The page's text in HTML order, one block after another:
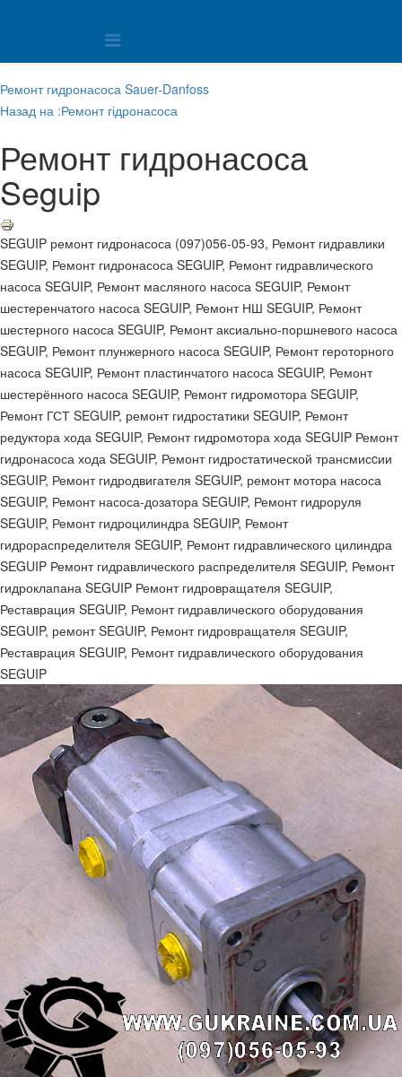
Ремонт гидронасоса Sauer-Danfoss
Назад на :Ремонт гідронасоса
Ремонт гидронасоса
Seguip
SEGUIP ремонт гидронасоса (097)056-05-93, Ремонт гидравлики
SEGUIP, Ремонт гидронасоса SEGUIP, Ремонт гидравлического
насоса SEGUIP, Ремонт масляного насоса SEGUIP, Ремонт
шестеренчатого насоса SEGUIP, Ремонт НШ SEGUIP, Ремонт
шестерного насоса SEGUIP, Ремонт аксиально-поршневого насоса
SEGUIP, Ремонт плунжерного насоса SEGUIP, Ремонт героторного
насоса SEGUIP, Ремонт пластинчатого насоса SEGUIP, Ремонт
шестерённого насоса SEGUIP, Ремонт гидромотора SEGUIP,
Ремонт ГСТ SEGUIP, ремонт гидростатики SEGUIP, Ремонт
редуктора хода SEGUIP, Ремонт гидромотора хода SEGUIP Ремонт
гидронасоса хода SEGUIP, Ремонт гидростатической трансмисcии
SEGUIP, Ремонт гидродвигателя SEGUIP, ремонт мотора насоса
SEGUIP, Ремонт насоса-дозатора SEGUIP, Ремонт гидроруля
SEGUIP, Ремонт гидроцилиндра SEGUIP, Ремонт
гидрораспределителя SEGUIP, Ремонт гидравлического цилиндра
SEGUIP Ремонт гидравлического распределителя SEGUIP, Ремонт
гидроклапана SEGUIP Ремонт гидровращателя SEGUIP,
Реставрация SEGUIP, Ремонт гидравлического оборудования
SEGUIP, ремонт SEGUIP, Ремонт гидровращателя SEGUIP,
Реставрация SEGUIP, Ремонт гидравлического оборудования
SEGUIP